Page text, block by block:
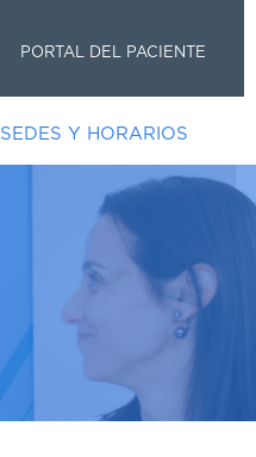
PORTAL DEL PACIENTE
SEDES Y HORARIOS